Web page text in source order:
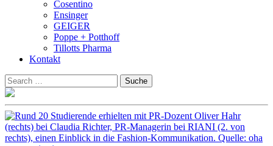
Cosentino
Ensinger
GEIGER
Poppe + Potthoff
Tillotts Pharma
Kontakt
Suchen
nach:
Suche